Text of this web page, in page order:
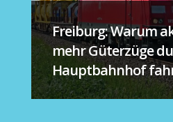
Freiburg: Warum
mehr Güterzüge
Hauptbahnhof